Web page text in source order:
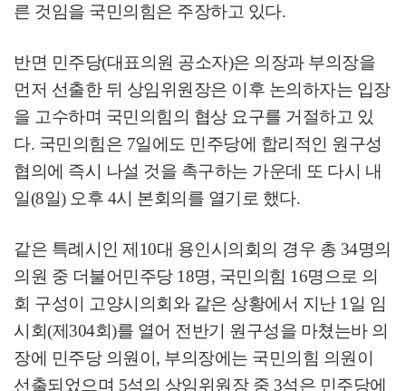
른 것임을 국민의힘은 주장하고 있다.
반면 민주당(대표의원 공소자)은 의장과 부의장을
먼저 선출한 뒤 상임위원장은 이후 논의하자는 입장
을 고수하며 국민의힘의 협상 요구를 거절하고 있
다. 국민의힘은 7일에도 민주당에 합리적인 원구성
협의에 즉시 나설 것을 촉구하는 가운데 또 다시 내
일(8일) 오후 4시 본회의를 열기로 했다.
같은 특례시인 제10대 용인시의회의 경우 총 34명의
의원 중 더불어민주당 18명, 국민의힘 16명으로 의
회 구성이 고양시의회와 같은 상황에서 지난 1 일 임
시회(제304회)를 열어 전반기 원구성을 마쳤는바 의
장에 민주당 의원이, 부의장에는 국민의힘 의원이
선출되었으며 5석의 상임위원장 중 3석은 민주당에